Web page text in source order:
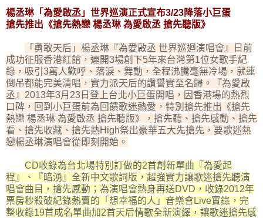
楊丞琳「為愛啟丞」世界巡演正式宣布3/23降落小巨蛋
搶先推出《搶先熱戀 楊丞琳 為愛啟丞 搶先聽版》
「勇敢天后」楊丞琳『為愛啟丞 世界巡迴演唱會』日前
成功征服香港紅館，連開3場創下5年來台灣第1位女歌手紀
錄，吸引3萬人歡呼、落淚、舞動，全程沸騰毫無冷場，就連
倒吊都能完美清唱，實力派天后的讚譽實至名歸。『為愛啟
丞』2013年3月23日登上台北小巨蛋開唱，因香港場的熱烈
口碑，回到小巨蛋前為回饋歌迷熱愛，特別搶先推出《搶先
熱戀 楊丞琳 為愛啟丞 搶先聽版》，搶先聽、搶先感動、搶先
看、搶先收藏、搶先熱High祭出豪華五大先搶先，要歌迷熱
戀楊丞琳演唱會從即刻開始。
CD收錄為台北場特別訂做的2首創新單曲『為愛起
程』、『暗湧』全新中文歌詞版，超強實力讓歌迷搶先聽演
唱會曲目，搶先感動；為演唱會熱身再送DVD，收錄2012年
票房秒殺破紀錄熱賣的「想幸福的人」音樂會Live實錄，完
整收錄19首成名單曲加2首天后情歌全新演繹，讓歌迷搶先感